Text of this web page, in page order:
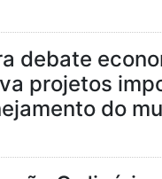
debate
projetos
do